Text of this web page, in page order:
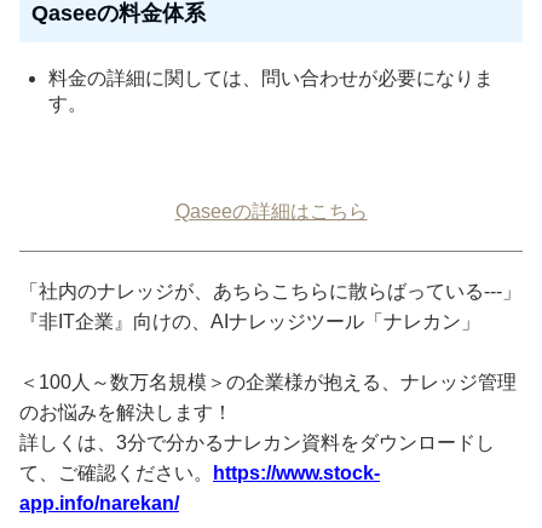
Qaseeの料金体系
料金の詳細に関しては、問い合わせが必要になりま
す。
Qaseeの詳細はこちら
「社内のナレッジが、あちらこちらに散らばっている---」
『非IT企業』向けの、AIナレッジツール「ナレカン」
＜100人～数万名規模＞の企業様が抱える、ナレッジ管理
のお悩みを解決します！
詳しくは、3分で分かるナレカン資料をダウンロードし
て、ご確認ください。
https://www.stock-
app.info/narekan/